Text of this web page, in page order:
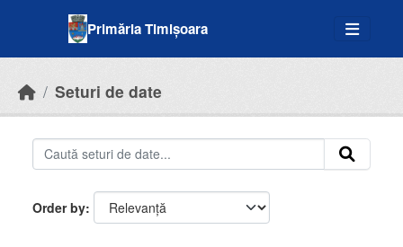
Primăria Timișoara
Seturi de date
Order by